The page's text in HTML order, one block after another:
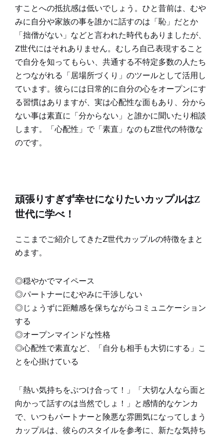
すことへの抵抗感は低いでしょう。ひと昔前は、むや
みに自分や家族の事を誰かに話すのは「恥」だとか
「拙僧がない」などと言われた時代もありましたが、
Z世代にはそれありません。むしろ自己表現すること
で自分を知ってもらい、共通する不特定多数の人たち
とつながれる「居場所づくり」のツールとして活用し
ています。彼らには日常的に自分の心をオープンにす
る習慣はありますが、実は心配性な面もあり、分から
ない事は素直に「分からない」と誰かに聞いたり相談
します。「心配性」で「素直」なのもZ世代の特徴な
のです。
頑張りすぎず幸せになりたいカップルはZ
世代に学べ！
ここまでご紹介してきたZ世代カップルの特徴をまと
めます。
◎穏やかでマイペース
◎パートナーにむやみに干渉しない
◎じょうずに距離感を保ちながらコミュニケーション
する
◎オープンマインドな性格
◎心配性で素直など、「自分も相手も大切にする」こ
とを心掛けている
「熱い気持ちをぶつけ合って！」「大切な人なら面と
向かって話すのは当然でしょ！」と感情的なケンカ
で、いつもパートナーと険悪な雰囲気になってしまう
カップルは、彼らのスタイルを参考に、新たな気持ち